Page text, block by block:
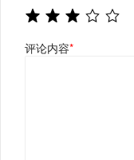
评论内容*